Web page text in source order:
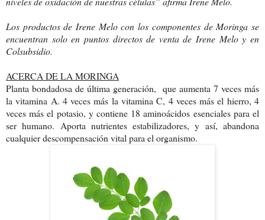
Los productos de Irene Melo con los componentes de Moringa se
encuentran solo en puntos directos de venta de Irene Melo y en
Colsubsidio.
ACERCA DE LA MORINGA
Planta bondadosa de última generación, que aumenta 7 veces más
la vitamina A. 4 veces más la vitamina C, 4 veces más el hierro, 4
veces más el potasio, y contiene 18 aminoácidos esenciales para el
ser humano. Aporta nutrientes estabilizadores, y así, abandona
cualquier descompensación vital para el organismo.